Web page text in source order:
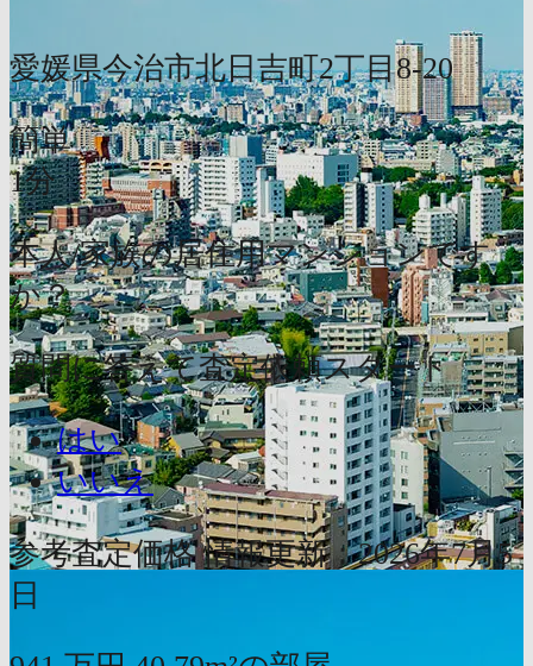
愛媛県今治市北日吉町2丁目8-20
簡単
1分
本人/家族の居住用マンションです
か？
質問に答えて査定依頼スタート
はい
いいえ
参考査定価格 情報更新：2026年7月5
日